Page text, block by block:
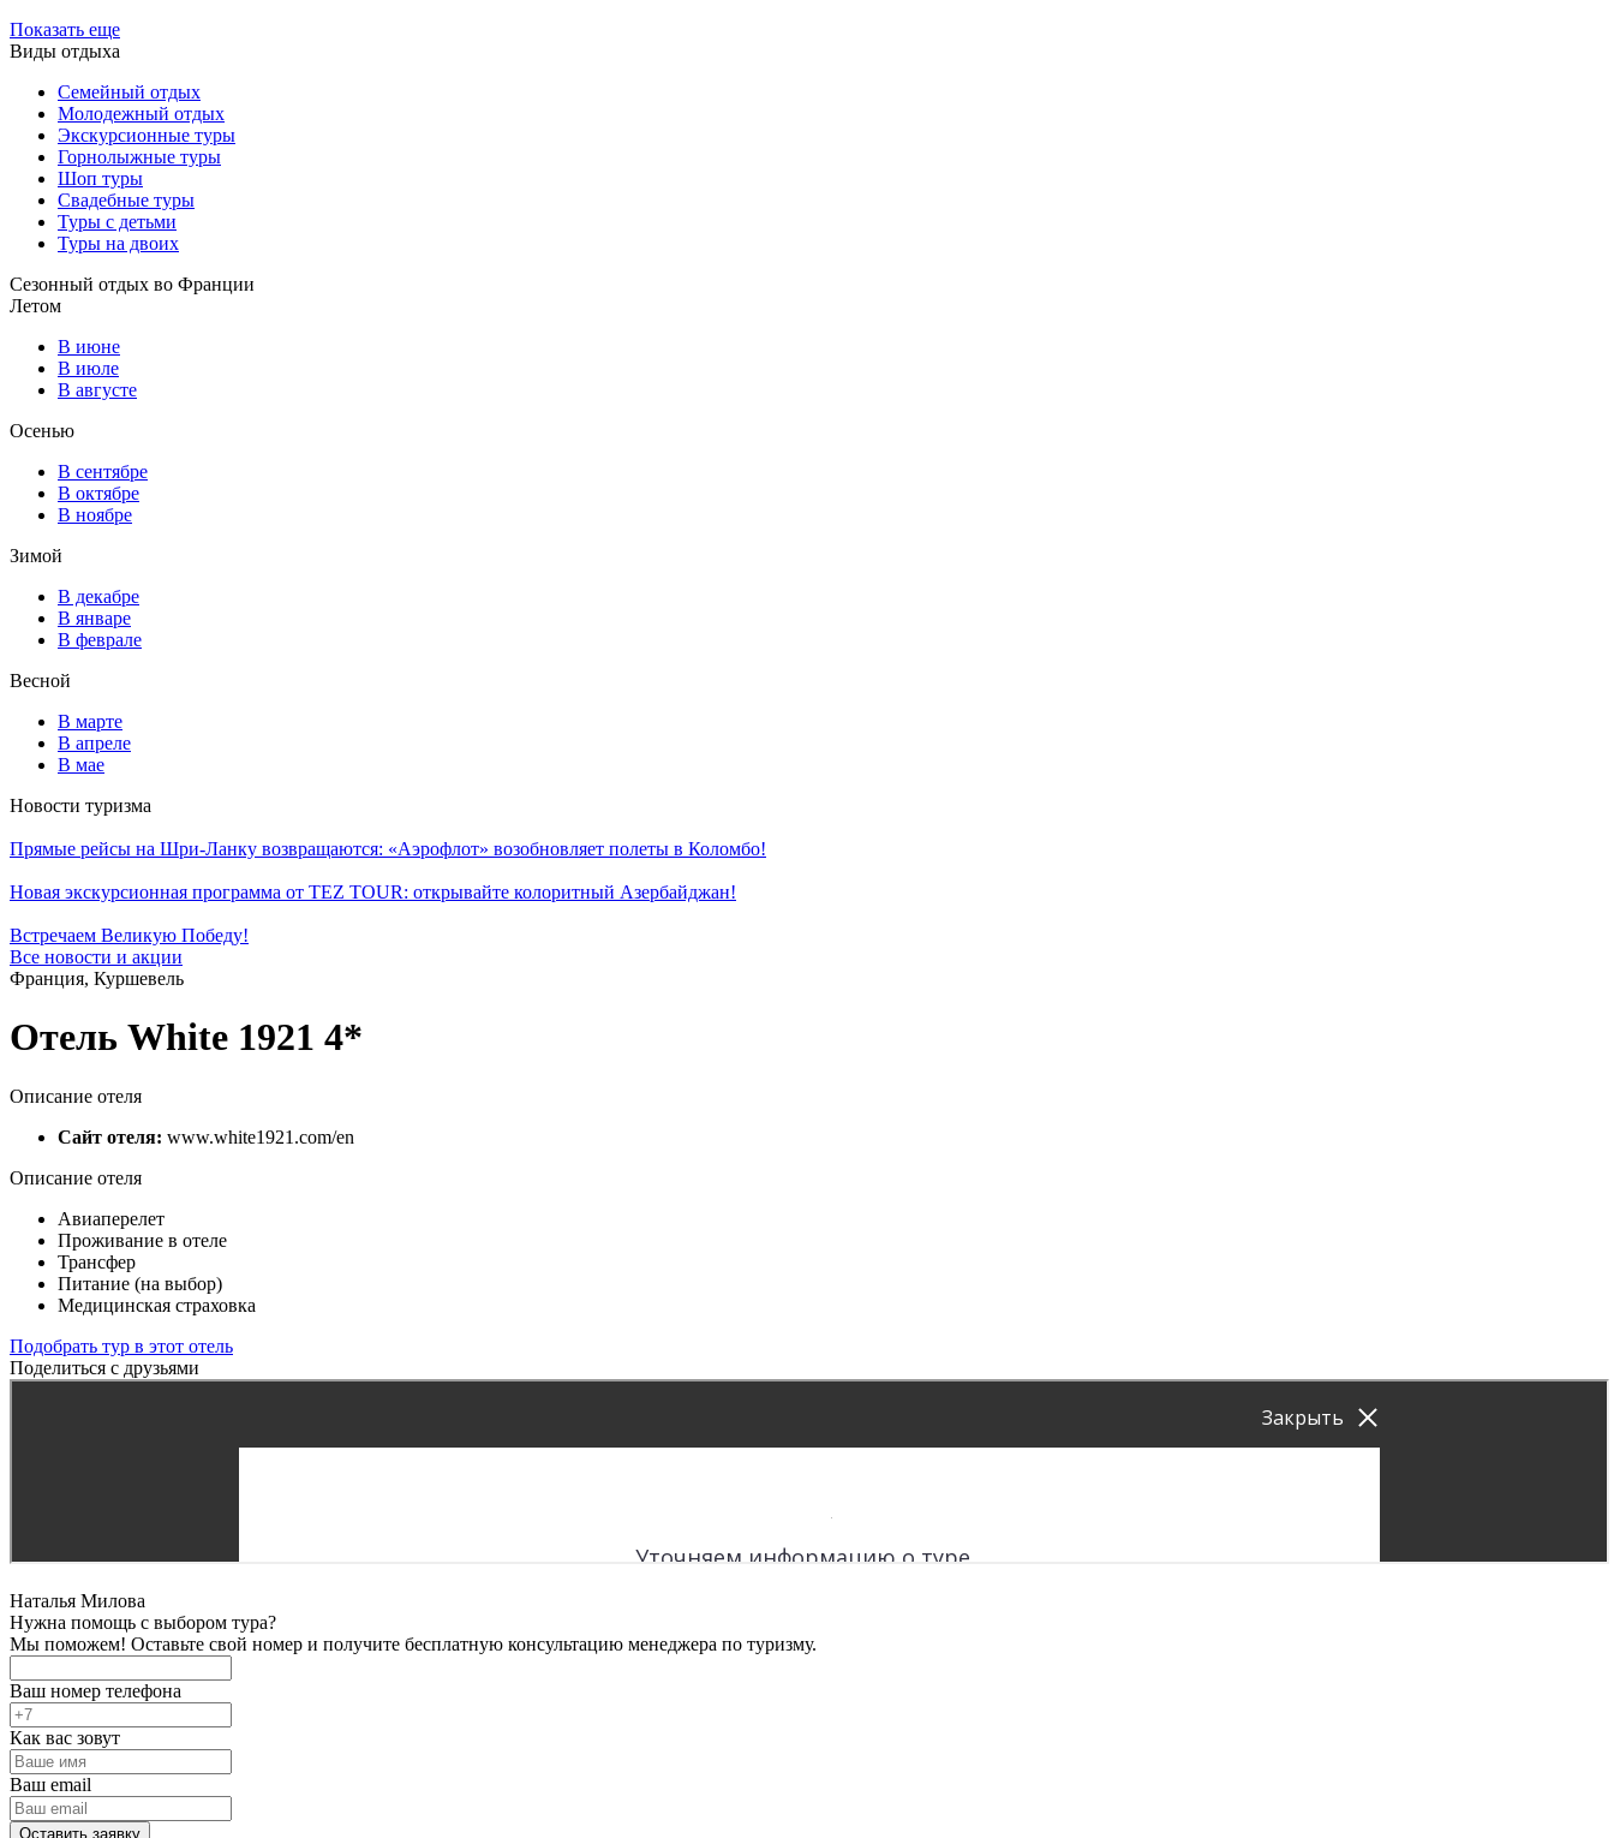
Показать еще
Виды отдыха
Семейный отдых
Молодежный отдых
Экскурсионные туры
Горнолыжные туры
Шоп туры
Свадебные туры
Туры с детьми
Туры на двоих
Сезонный отдых во Франции
Летом
В июне
В июле
В августе
Осенью
В сентябре
В октябре
В ноябре
Зимой
В декабре
В январе
В феврале
Весной
В марте
В апреле
В мае
Новости туризма
Прямые рейсы на Шри-Ланку возвращаются: «Аэрофлот» возобновляет полеты в Коломбо!
Новая экскурсионная программа от TEZ TOUR: открывайте колоритный Азербайджан!
Встречаем Великую Победу!
Все новости и акции
Франция, Куршевель
Отель White 1921 4*
Описание отеля
Сайт отеля: www.white1921.com/en
Описание отеля
Авиаперелет
Проживание в отеле
Трансфер
Питание (на выбор)
Медицинская страховка
Подобрать тур в этот отель
Поделиться с друзьями
Наталья Милова
Нужна помощь с выбором тура?
Мы поможем! Оставьте свой номер и получите бесплатную консультацию менеджера по туризму.
Ваш номер телефона
Как вас зовут
Ваш email